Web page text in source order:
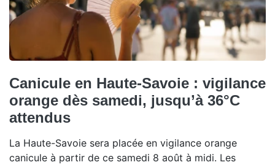
Canicule en Haute-Savoie : vigilance
orange dès samedi, jusqu’à 36°C
attendus
La Haute-Savoie sera placée en vigilance orange
canicule à partir de ce samedi 8 août à midi. Les